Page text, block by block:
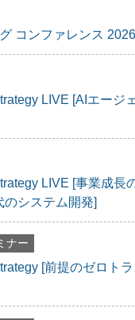
コンファレンス
LIVE [AIエージ
LIVE [事業成長
のシステム開発]
ナー
[前提のゼロト